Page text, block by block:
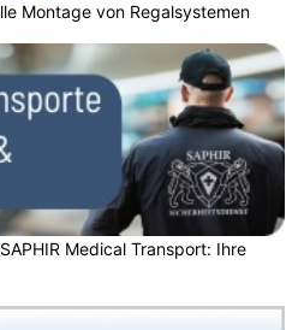
Montage von Regalsystemen
Medical Transport: Ihre